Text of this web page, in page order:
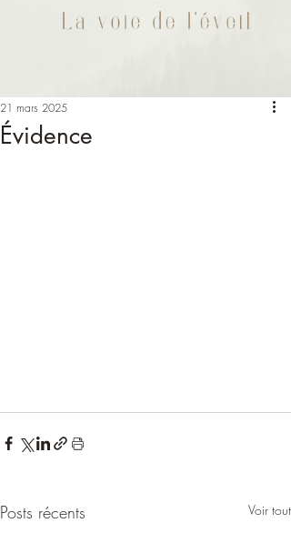
Évidence
21 mars 2025
Posts récents Voir tout